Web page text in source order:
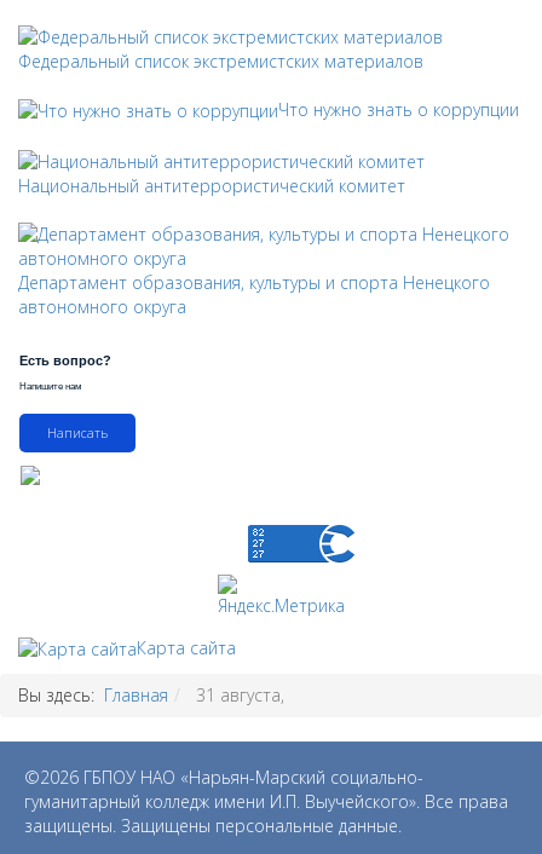
Федеральный список экстремистских материалов
Что нужно знать о коррупции
Национальный антитеррористический комитет
Департамент образования, культуры и спорта Ненецкого
автономного округа
Есть вопрос?
Напишите нам
Написать
Карта сайта
Вы здесь: Главная 31 августа,
©2026 ГБПОУ НАО «Нарьян-Марский социально-
гуманитарный колледж имени И.П. Выучейского». Все права
защищены. Защищены персональные данные.